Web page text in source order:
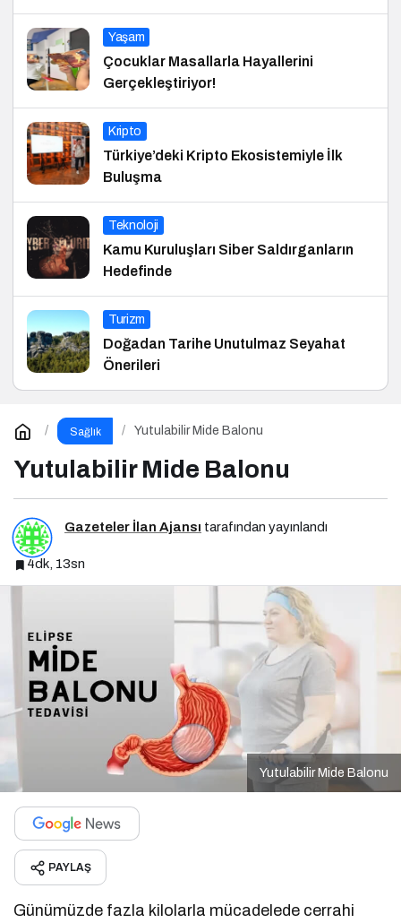
Yaşam
Çocuklar Masallarla Hayallerini
Gerçekleştiriyor!
Kripto
Türkiye’deki Kripto Ekosistemiyle İlk
Buluşma
Teknoloji
Kamu Kuruluşları Siber Saldırganların
Hedefinde
Turizm
Doğadan Tarihe Unutulmaz Seyahat
Önerileri
Sağlık Yutulabilir Mide Balonu
Yutulabilir Mide Balonu
Gazeteler İlan Ajansı tarafından yayınlandı
4dk, 13sn
Yutulabilir Mide Balonu
PAYLAŞ
Günümüzde fazla kilolarla mücadelede cerrahi